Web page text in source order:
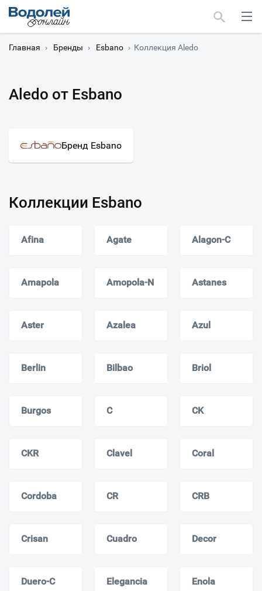
Главная › Бренды › Esbano › Коллекция Aledo
Aledo от Esbano
Бренд Esbano
Коллекции Esbano
Afina Agate Alagon-C
Amapola Amopola-N Astanes
Aster Azalea Azul
Berlin Bilbao Briol
Burgos C CK
CKR Clavel Coral
Cordoba CR CRB
Crisan Cuadro Decor
Duero-C Elegancia Enola